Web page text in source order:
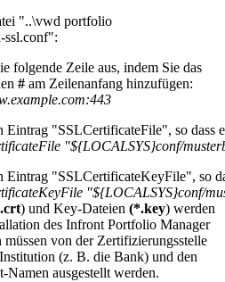
"..\vwd portfolio
ssl.conf":
folgende Zeile aus, indem Sie das
# am Zeilenanfang hinzufügen:
Eintrag "SSLCertificateFile", so
"${LOCALSYS}conf/
Eintrag "SSLCertificateKeyFile", so
"${LOCALSYS}conf/
) und Key-Dateien (*.key) werden
des Infront Portfolio Manager
müssen von der Zertifizierungsstelle
(z. B. die Bank) und den
Namen ausgestellt werden.